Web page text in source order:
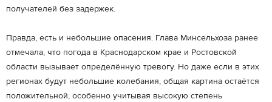
получателей без задержек.
Правда, есть и небольшие опасения. Глава Минсельхоза ранее
отмечала, что погода в Краснодарском крае и Ростовской
области вызывает определённую тревогу. Но даже если в этих
регионах будут небольшие колебания, общая картина остаётся
положительной, особенно учитывая высокую степень